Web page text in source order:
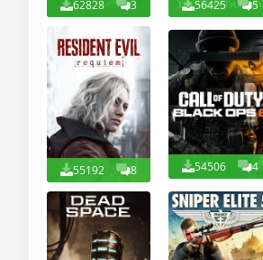
62828 3 56425 5
55192 8 54506 4